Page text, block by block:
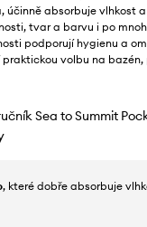
účinně absorbuje vlhkost
tvar a barvu i po
podporují hygienu a
praktickou volbu na bazén,
Sea to Summit
, které dobře absorbuje